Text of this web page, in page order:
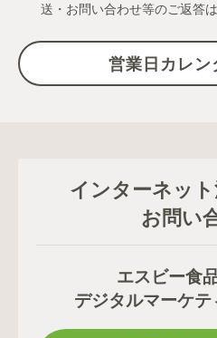
送・お問い合わせ等のご返答
営業日カレン
インターネッ
お問い
エスビー食
デジタルマーケテ